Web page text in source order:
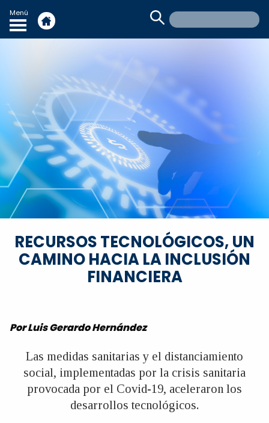
Menú
RECURSOS TECNOLÓGICOS, UN
CAMINO HACIA LA INCLUSIÓN
FINANCIERA
Por Luis Gerardo Hernández
Las medidas sanitarias y el distanciamiento
social, implementadas por la crisis sanitaria
provocada por el Covid-19, aceleraron los
desarrollos tecnológicos.